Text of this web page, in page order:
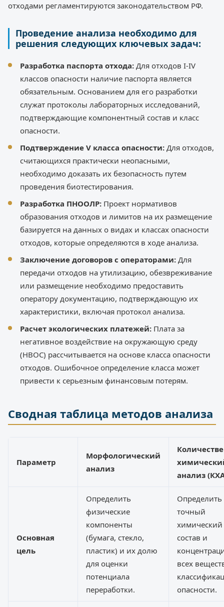
отходами регламентируются законодательством РФ.
Проведение анализа необходимо для
решения следующих ключевых задач:
Разработка паспорта отхода: Для отходов I-IV
классов опасности наличие паспорта является
обязательным. Основанием для его разработки
служат протоколы лабораторных исследований,
подтверждающие компонентный состав и класс
опасности.
Подтверждение V класса опасности: Для отходов,
считающихся практически неопасными,
необходимо доказать их безопасность путем
проведения биотестирования.
Разработка ПНООЛР: Проект нормативов
образования отходов и лимитов на их размещение
базируется на данных о видах и классах опасности
отходов, которые определяются в ходе анализа.
Заключение договоров с операторами: Для
передачи отходов на утилизацию, обезвреживание
или размещение необходимо предоставить
оператору документацию, подтверждающую их
характеристики, включая протокол анализа.
Расчет экологических платежей: Плата за
негативное воздействие на окружающую среду
(НВОС) рассчитывается на основе класса опасности
отходов. Ошибочное определение класса может
привести к серьезным финансовым потерям.
Сводная таблица методов анализа
Параметр
Морфологический
анализ
анализ
Основная
цель
Определить
физические
компоненты
(бумага, стекло,
пластик) и их долю
для оценки
потенциала
переработки.
Определить
точный
химический
состав и
всех
опасности.